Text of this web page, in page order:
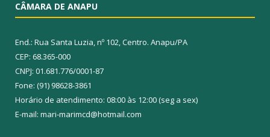
CÂMARA DE ANAPU
End.: Rua Santa Luzia, nº 102, Centro. Anapu/PA
CEP: 68.365-000
CNPJ: 01.681.776/0001-87
Fone: (91) 98628-3861
Horário de atendimento: 08:00 às 12:00 (seg a sex)
E-mail: mari-marimcd@hotmail.com